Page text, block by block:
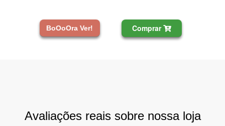
BoOoOra Ver! Comprar
Avaliações reais sobre nossa loja